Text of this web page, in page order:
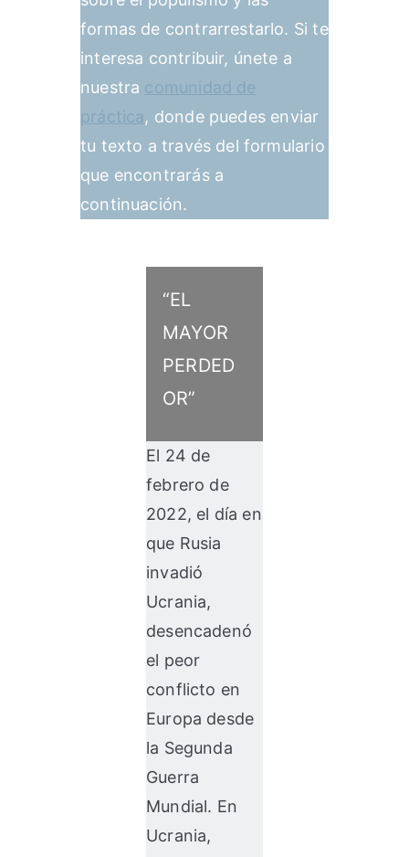
formas de contrarrestarlo. Si te
interesa contribuir, únete a
nuestra comunidad de
práctica, donde puedes enviar
tu texto a través del formulario
que encontrarás a
continuación.
“EL
MAYOR
PERDED
OR”
El 24 de
febrero de
2022, el día en
que Rusia
invadió
Ucrania,
desencadenó
el peor
conflicto en
Europa desde
la Segunda
Guerra
Mundial. En
Ucrania,